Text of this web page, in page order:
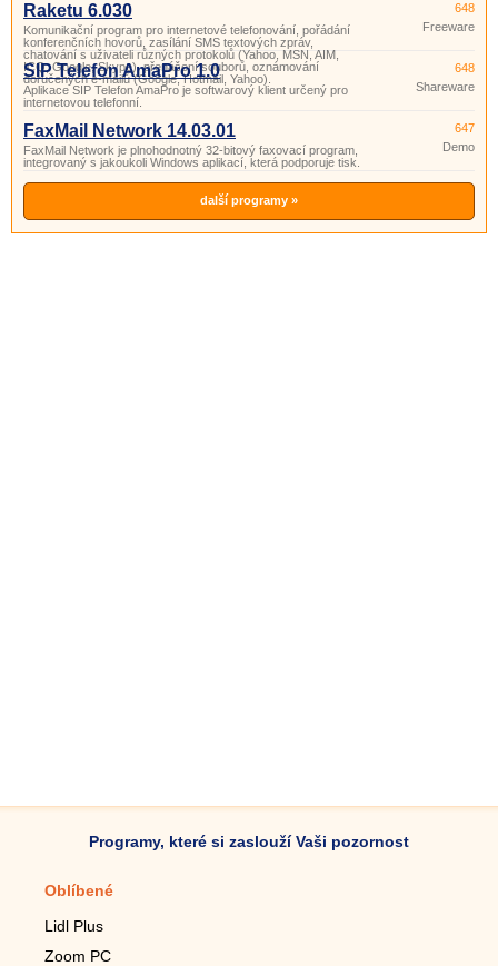
Raketu 6.030
Komunikační program pro internetové telefonování, pořádání
konferenčních hovorů, zasílání SMS textových zpráv,
chatování s uživateli různých protokolů (Yahoo, MSN, AIM,
ICQ, Google, Skype), přenášení souborů, oznámování
doručených e-mailů (Google, Hotmail, Yahoo).
648
Freeware
SIP Telefon AmaPro 1.0
Aplikace SIP Telefon AmaPro je softwarový klient určený pro
internetovou telefonní.
648
Shareware
FaxMail Network 14.03.01
FaxMail Network je plnohodnotný 32-bitový faxovací program,
integrovaný s jakoukoli Windows aplikací, která podporuje tisk.
647
Demo
další programy »
Programy, které si zaslouží Vaši pozornost
Oblíbené
Lidl Plus
Zoom PC